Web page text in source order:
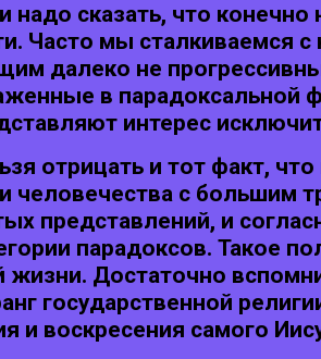
надо сказать, что
Часто мы
далеко не
в парадоксальной
интерес
отрицать и тот факт,
человечества с большим
представлений, и
парадоксов. Такое
Достаточно
государственной
и воскресения самого